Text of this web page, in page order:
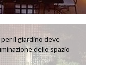
per il giardino deve
dello spazio